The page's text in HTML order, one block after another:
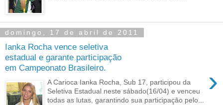
domingo, 17 de abril de 2011
Ianka Rocha vence seletiva
estadual e garante participação
em Campeonato Brasileiro.
›
A Carioca Ianka Rocha, Sub 17, participou da
Seletiva Estadual neste sábado(16/04) e venceu
todas as lutas, garantindo sua participação pelo...